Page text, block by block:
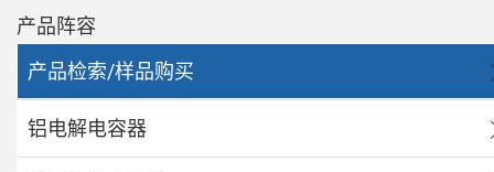
产品阵容
产品检索/样品购买
铝电解电容器